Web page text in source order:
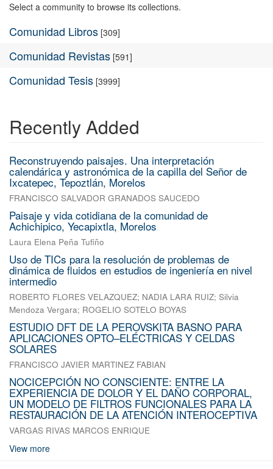
Select a community to browse its collections.
Comunidad Libros [309]
Comunidad Revistas [591]
Comunidad Tesis [3999]
Recently Added
Reconstruyendo paisajes. Una interpretación
calendárica y astronómica de la capilla del Señor de
Ixcatepec, Tepoztlán, Morelos
FRANCISCO SALVADOR GRANADOS SAUCEDO
Paisaje y vida cotidiana de la comunidad de
Achichipico, Yecapixtla, Morelos
Laura Elena Peña Tufiño
Uso de TICs para la resolución de problemas de
dinámica de fluidos en estudios de ingeniería en nivel
intermedio
ROBERTO FLORES VELAZQUEZ; NADIA LARA RUIZ; Silvia
Mendoza Vergara; ROGELIO SOTELO BOYAS
ESTUDIO DFT DE LA PEROVSKITA BASNO PARA
APLICACIONES OPTO–ELÉCTRICAS Y CELDAS
SOLARES
FRANCISCO JAVIER MARTINEZ FABIAN
NOCICEPCIÓN NO CONSCIENTE: ENTRE LA
EXPERIENCIA DE DOLOR Y EL DAÑO CORPORAL,
UN MODELO DE FILTROS FUNCIONALES PARA LA
RESTAURACIÓN DE LA ATENCIÓN INTEROCEPTIVA
VARGAS RIVAS MARCOS ENRIQUE
View more